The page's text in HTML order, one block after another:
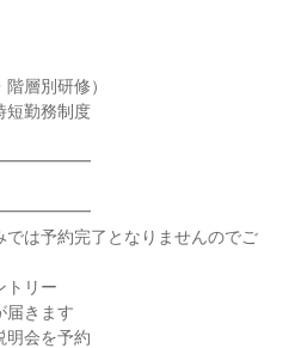
層別研修）
短勤務制度
は予約完了となりませんのでご
トリー
届きます
明会を予約